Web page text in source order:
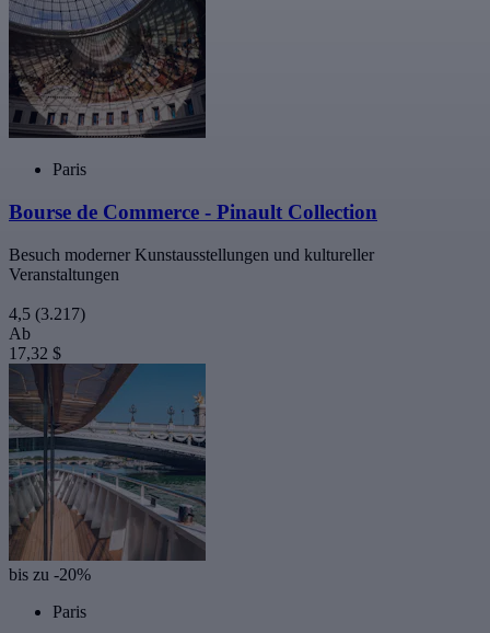
Paris
Bourse de Commerce - Pinault Collection
Besuch moderner Kunstausstellungen und kultureller
Veranstaltungen
4,5 (3.217)
Ab
17,32 $
bis zu -20%
Paris